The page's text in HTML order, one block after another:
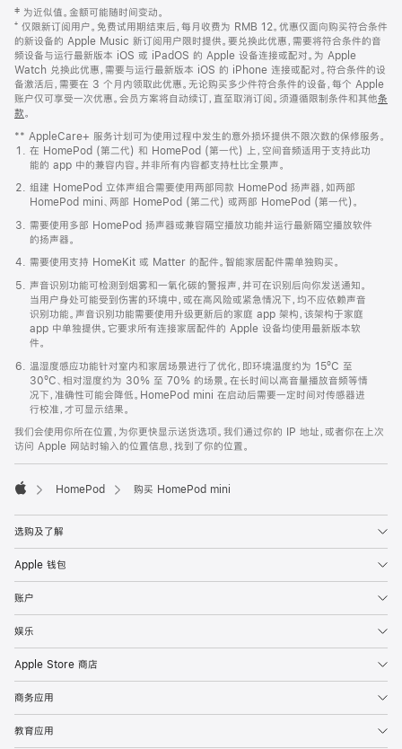
页
页
脚
注
‡ 为近似值。金额可能随时间变动。
⁺ 仅限新订阅用户。免费试用期结束后，每月收费为 RMB 12。优惠仅面向购买符合条件
的新设备的 Apple Music 新订阅用户限时提供。要兑换此优惠，需要将符合条件的音
频设备与运行最新版本 iOS 或 iPadOS 的 Apple 设备连接或配对。为 Apple
Watch 兑换此优惠，需要与运行最新版本 iOS 的 iPhone 连接或配对。符合条件的设
备激活后，需要在 3 个月内领取此优惠。无论购买多少件符合条件的设备，每个 Apple
账户仅可享受一次优惠。会员方案将自动续订，直至取消订阅。须遵循限制条件和其他条
款。
窗
口
中
打
开)
** AppleCare+ 服务计划可为使用过程中发生的意外损坏提供不限次数的保修服务。
在 HomePod (第二代) 和 HomePod (第一代) 上，空间音频适用于支持此功
能的 app 中的兼容内容。并非所有内容都支持杜比全景声。
组建 HomePod 立体声组合需要使用两部同款 HomePod 扬声器，如两部
HomePod mini、两部 HomePod (第二代) 或两部 HomePod (第一代)。
需要使用多部 HomePod 扬声器或兼容隔空播放功能并运行最新隔空播放软件
的扬声器。
需要使用支持 HomeKit 或 Matter 的配件。智能家居配件需单独购买。
声音识别功能可检测到烟雾和一氧化碳的警报声，并可在识别后向你发送通知。
当用户身处可能受到伤害的环境中，或在高风险或紧急情况下，均不应依赖声音
识别功能。声音识别功能需要使用升级更新后的家庭 app 架构，该架构于家庭
app 中单独提供。它要求所有连接家居配件的 Apple 设备均使用最新版本软
件。
温湿度感应功能针对室内和家居场景进行了优化，即环境温度约为 15ºC 至
30ºC、相对湿度约为 30% 至 70% 的场景。在长时间以高音量播放音频等情
况下，准确性可能会降低。HomePod mini 在启动后需要一定时间对传感器进
行校准，才可显示结果。
我们会使用你所在位置，为你更快显示送货选项。我们通过你的 IP 地址，或者你在上次
访问 Apple 网站时输入的位置信息，找到了你的位置。
HomePod 购买 HomePod mini
选购及了解
Apple 钱包
账户
娱乐
Apple Store 商店
商务应用
教育应用